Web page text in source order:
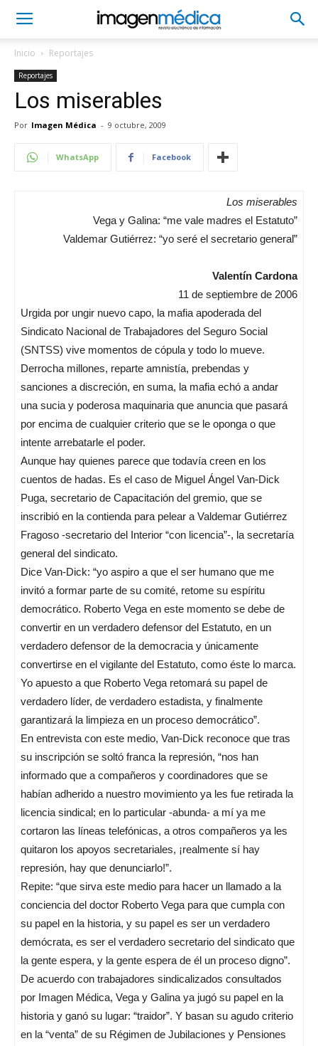
Inicio Reportajes
Reportajes
Los miserables
Por Imagen Médica - 9 octubre, 2009
WhatsApp Facebook
Los miserables
Vega y Galina: “me vale madres el Estatuto”
Valdemar Gutiérrez: “yo seré el secretario general”
Valentín Cardona
11 de septiembre de 2006
Urgida por ungir nuevo capo, la mafia apoderada del
Sindicato Nacional de Trabajadores del Seguro Social
(SNTSS) vive momentos de cópula y todo lo mueve.
Derrocha millones, reparte amnistía, prebendas y
sanciones a discreción, en suma, la mafia echó a andar
una sucia y poderosa maquinaria que anuncia que pasará
por encima de cualquier criterio que se le oponga o que
intente arrebatarle el poder.
Aunque hay quienes parece que todavía creen en los
cuentos de hadas. Es el caso de Miguel Ángel Van-Dick
Puga, secretario de Capacitación del gremio, que se
inscribió en la contienda para pelear a Valdemar Gutiérrez
Fragoso -secretario del Interior “con licencia”-, la secretaría
general del sindicato.
Dice Van-Dick: “yo aspiro a que el ser humano que me
invitó a formar parte de su comité, retome su espíritu
democrático. Roberto Vega en este momento se debe de
convertir en un verdadero defensor del Estatuto, en un
verdadero defensor de la democracia y únicamente
convertirse en el vigilante del Estatuto, como éste lo marca.
Yo apuesto a que Roberto Vega retomará su papel de
verdadero líder, de verdadero estadista, y finalmente
garantizará la limpieza en un proceso democrático”.
En entrevista con este medio, Van-Dick reconoce que tras
su inscripción se soltó franca la represión, “nos han
informado que a compañeros y coordinadores que se
habían adherido a nuestro movimiento ya les fue retirada la
licencia sindical; en lo particular -abunda- a mí ya me
cortaron las líneas telefónicas, a otros compañeros ya les
quitaron los apoyos secretariales, ¡realmente sí hay
represión, hay que denunciarlo!”.
Repite: “que sirva este medio para hacer un llamado a la
conciencia del doctor Roberto Vega para que cumpla con
su papel en la historia, y su papel es ser un verdadero
demócrata, es ser el verdadero secretario del sindicato que
la gente espera, y la gente espera de él un proceso digno”.
De acuerdo con trabajadores sindicalizados consultados
por Imagen Médica, Vega y Galina ya jugó su papel en la
historia y ganó su lugar: “traidor”. Y basan su agudo criterio
en la “venta” de su Régimen de Jubilaciones y Pensiones